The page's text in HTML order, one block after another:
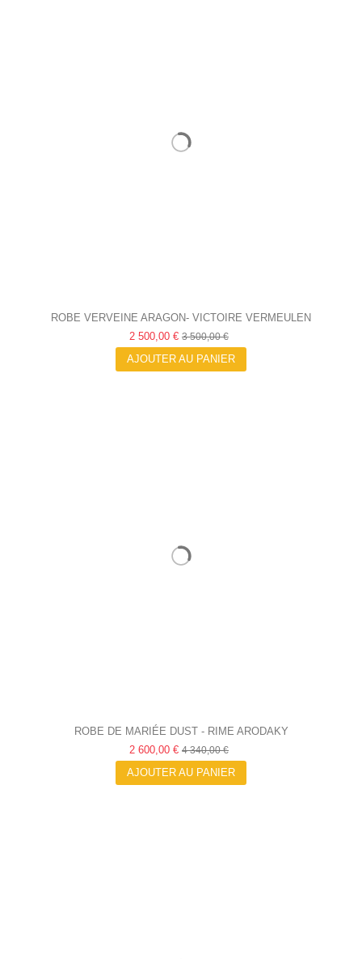
ROBE VERVEINE ARAGON- VICTOIRE VERMEULEN
2 500,00 € 3 500,00 €
AJOUTER AU PANIER
ROBE DE MARIÉE DUST - RIME ARODAKY
2 600,00 € 4 340,00 €
AJOUTER AU PANIER